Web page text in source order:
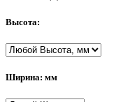
Высота:
Ширина: мм